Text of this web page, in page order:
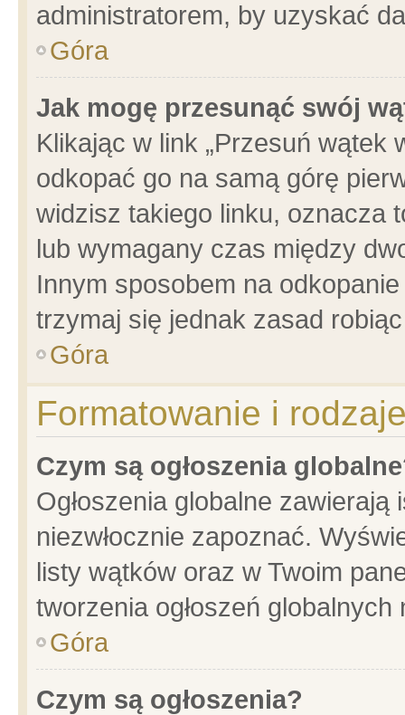
administratorem, by uzyskać
Góra
Jak mogę przesunąć swój
Klikając w link „Przesuń wątek
odkopać go na samą górę
widzisz takiego linku, oznacza
lub wymagany czas między
Innym sposobem na
trzymaj się jednak zasad
Góra
Formatowanie i
Czym są ogłoszenia
Ogłoszenia globalne
niezwłocznie zapoznać.
listy wątków oraz w Twoim
tworzenia ogłoszeń
Góra
Czym są ogłoszenia?